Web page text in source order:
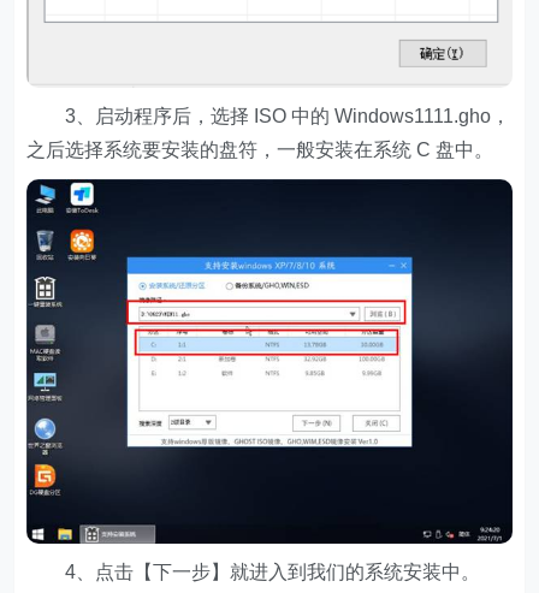
3、启动程序后，选择 ISO 中的 Windows1111.gho，
之后选择系统要安装的盘符，一般安装在系统 C 盘中。
4、点击【下一步】就进入到我们的系统安装中。